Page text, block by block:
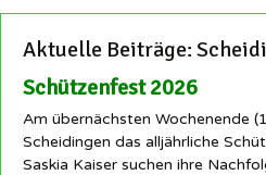
Aktuelle Beiträge:
Schützenfest 2026
Am übernächsten Wochenende
Scheidingen das alljährliche
Saskia Kaiser suchen ihre